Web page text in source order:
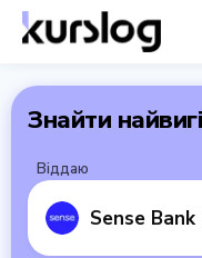
Знайти
Віддаю
Sense Bank